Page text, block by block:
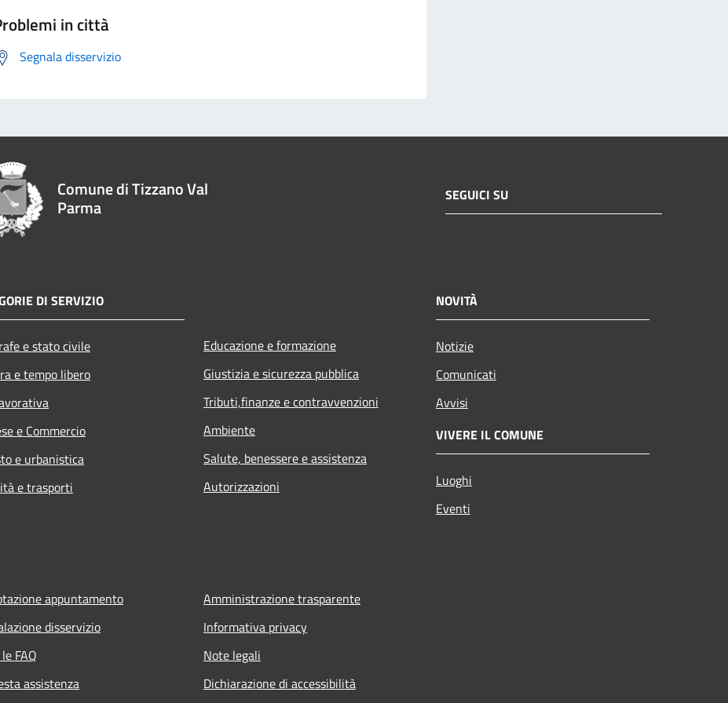
in città
Segnala disservizio
Comune di Tizzano Val
Parma
SEGUICI SU
DI SERVIZIO
e stato civile
e tempo libero
e Commercio
e urbanistica
e trasporti
Educazione e formazione
Giustizia e sicurezza pubblica
Tributi,finanze e contravvenzioni
Ambiente
Salute, benessere e assistenza
Autorizzazioni
NOVITÀ
Notizie
Comunicati
Avvisi
VIVERE IL COMUNE
Luoghi
Eventi
appuntamento
disservizio
FAQ
assistenza
Amministrazione trasparente
Informativa privacy
Note legali
Dichiarazione di accessibilità